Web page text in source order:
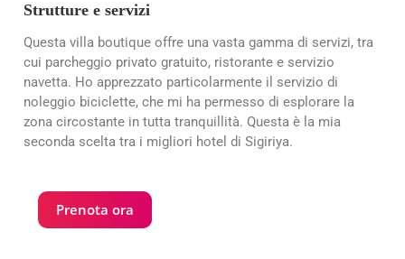
Strutture e servizi
Questa villa boutique offre una vasta gamma di servizi, tra
cui parcheggio privato gratuito, ristorante e servizio
navetta. Ho apprezzato particolarmente il servizio di
noleggio biciclette, che mi ha permesso di esplorare la
zona circostante in tutta tranquillità. Questa è la mia
seconda scelta tra i migliori hotel di Sigiriya.
Prenota ora